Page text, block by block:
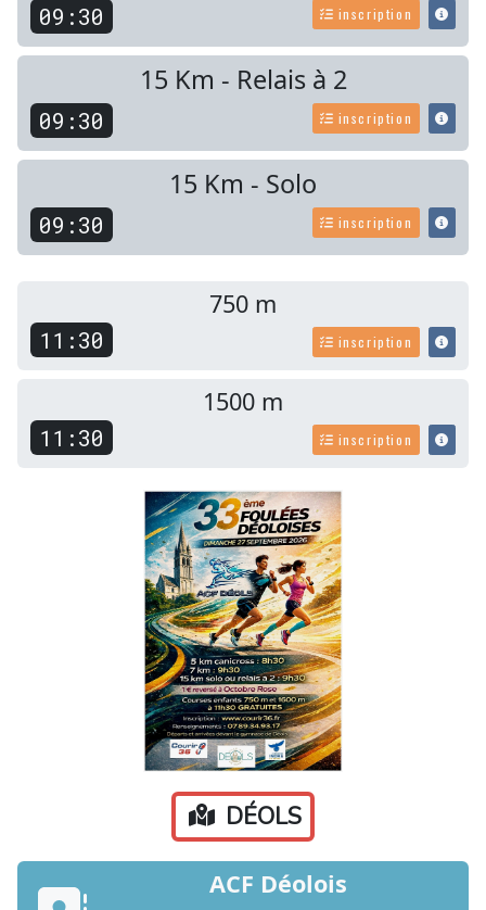
09:30 inscription
15 Km - Relais à 2
09:30 inscription
15 Km - Solo
09:30 inscription
750 m
11:30 inscription
1500 m
11:30 inscription
DÉOLS
ACF Déolois